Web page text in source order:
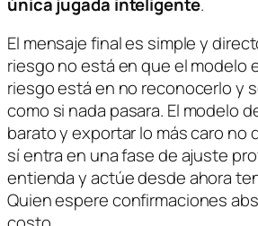
El mensaje final es simple y
riesgo no está en que el modelo
riesgo está en no reconocerlo y
como si nada pasara. El modelo
barato y exportar lo más caro no
sí entra en una fase de ajuste
entienda y actúe desde ahora
Quien espere confirmaciones